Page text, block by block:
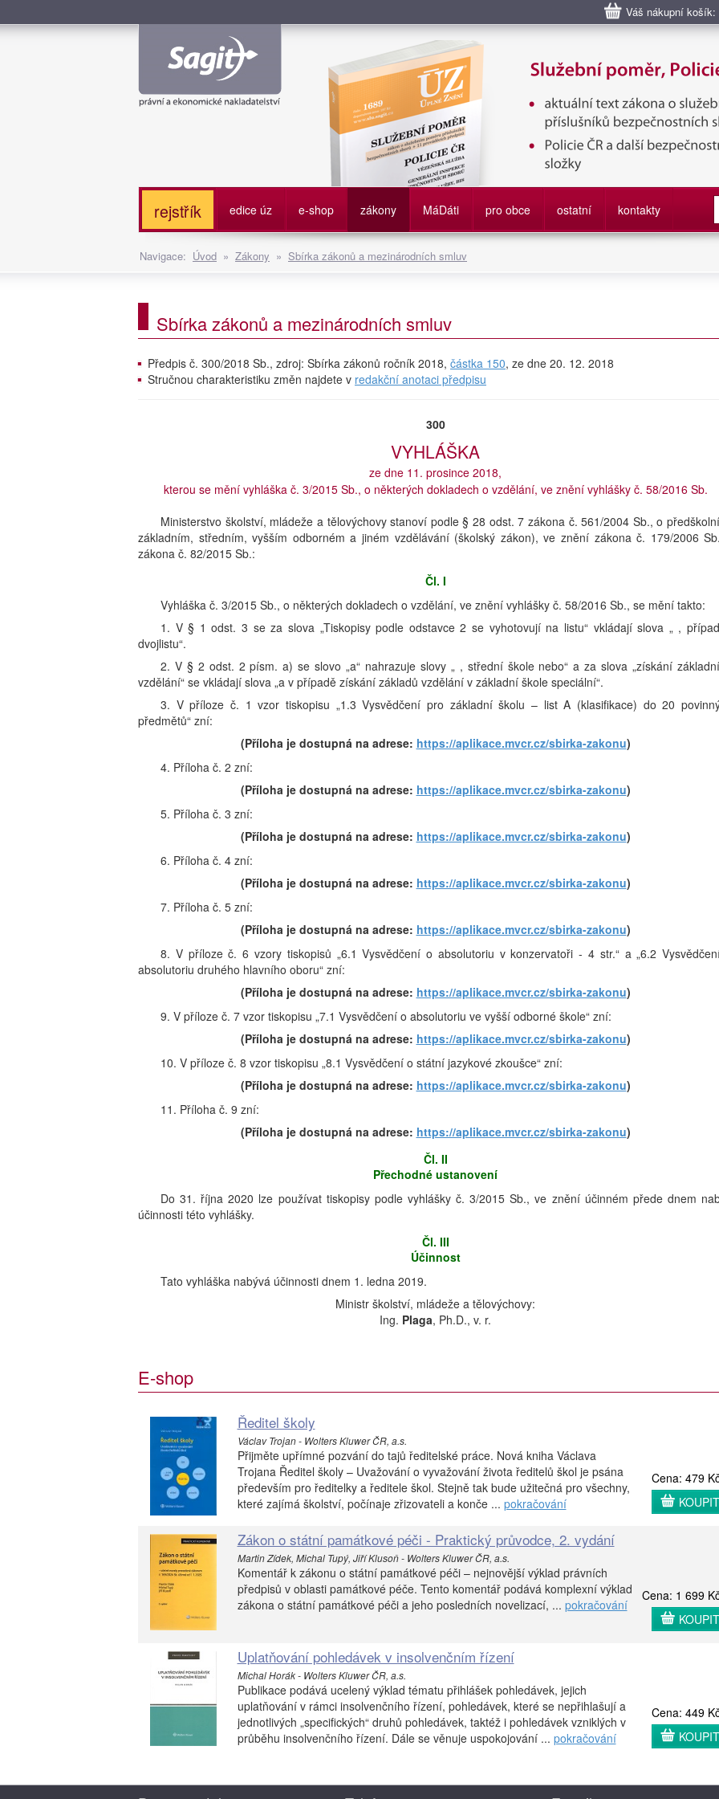
Váš nákupní
Služební poměr příslušníků bezpečnostních sborů, Policie ČR, Vězeňská
služby
rejstřík edice úz e-shop zákony MáDáti pro obce ostatní kontakty
Navigace: Úvod » Zákony » Sbírka zákonů a mezinárodních smluv
Sbírka zákonů a mezinárodních smluv
Předpis č. 300/2018 Sb., zdroj: Sbírka zákonů ročník 2018, částka 150, ze dne 20. 12. 2018
Stručnou charakteristiku změn najdete v redakční anotaci předpisu
300
VYHLÁŠKA
ze dne 11. prosince 2018,
kterou se mění vyhláška č. 3/2015 Sb., o některých dokladech o vzdělání, ve znění vyhlášky č. 58/2016 Sb.
Ministerstvo školství, mládeže a tělovýchovy stanoví podle § 28 odst. 7 zákona č. 561/2004 Sb., o
základním, středním, vyšším odborném a jiném vzdělávání (školský zákon), ve znění zákona č. 179/2006
zákona č. 82/2015 Sb.:
Čl. I
Vyhláška č. 3/2015 Sb., o některých dokladech o vzdělání, ve znění vyhlášky č. 58/2016 Sb., se mění takto:
1. V § 1 odst. 3 se za slova „Tiskopisy podle odstavce 2 se vyhotovují na listu“ vkládají slova „ ,
dvojlistu“.
2. V § 2 odst. 2 písm. a) se slovo „a“ nahrazuje slovy „ , střední škole nebo“ a za slova „získání
vzdělání“ se vkládají slova „a v případě získání základů vzdělání v základní škole speciální“.
3. V příloze č. 1 vzor tiskopisu „1.3 Vysvědčení pro základní školu – list A (klasifikace) do 20
předmětů“ zní:
(Příloha je dostupná na adrese: https://aplikace.mvcr.cz/sbirka-zakonu)
4. Příloha č. 2 zní:
(Příloha je dostupná na adrese: https://aplikace.mvcr.cz/sbirka-zakonu)
5. Příloha č. 3 zní:
(Příloha je dostupná na adrese: https://aplikace.mvcr.cz/sbirka-zakonu)
6. Příloha č. 4 zní:
(Příloha je dostupná na adrese: https://aplikace.mvcr.cz/sbirka-zakonu)
7. Příloha č. 5 zní:
(Příloha je dostupná na adrese: https://aplikace.mvcr.cz/sbirka-zakonu)
8. V příloze č. 6 vzory tiskopisů „6.1 Vysvědčení o absolutoriu v konzervatoři - 4 str.“ a „6.2
absolutoriu druhého hlavního oboru“ zní:
(Příloha je dostupná na adrese: https://aplikace.mvcr.cz/sbirka-zakonu)
9. V příloze č. 7 vzor tiskopisu „7.1 Vysvědčení o absolutoriu ve vyšší odborné škole“ zní:
(Příloha je dostupná na adrese: https://aplikace.mvcr.cz/sbirka-zakonu)
10. V příloze č. 8 vzor tiskopisu „8.1 Vysvědčení o státní jazykové zkoušce“ zní:
(Příloha je dostupná na adrese: https://aplikace.mvcr.cz/sbirka-zakonu)
11. Příloha č. 9 zní:
(Příloha je dostupná na adrese: https://aplikace.mvcr.cz/sbirka-zakonu)
Čl. II
Přechodné ustanovení
Do 31. října 2020 lze používat tiskopisy podle vyhlášky č. 3/2015 Sb., ve znění účinném přede dnem
účinnosti této vyhlášky.
Čl. III
Účinnost
Tato vyhláška nabývá účinnosti dnem 1. ledna 2019.
Ministr školství, mládeže a tělovýchovy:
Ing. Plaga, Ph.D., v. r.
E-shop
Ředitel školy
Václav Trojan - Wolters Kluwer ČR, a.s.
Přijměte upřímné pozvání do tajů ředitelské práce. Nová kniha Václava
Trojana Ředitel školy – Uvažování o vyvažování života ředitelů škol je psána
především pro ředitelky a ředitele škol. Stejně tak bude užitečná pro všechny,
které zajímá školství, počínaje zřizovateli a konče ... pokračování
Cena: 479
KOUPIT
Zákon o státní památkové péči - Praktický průvodce, 2. vydání
Martin Zídek, Michal Tupý, Jiří Klusoň - Wolters Kluwer ČR, a.s.
Komentář k zákonu o státní památkové péči – nejnovější výklad právních
předpisů v oblasti památkové péče. Tento komentář podává komplexní výklad
zákona o státní památkové péči a jeho posledních novelizací, ... pokračování
Cena: 1 699
KOUPIT
Uplatňování pohledávek v insolvenčním řízení
Michal Horák - Wolters Kluwer ČR, a.s.
Publikace podává ucelený výklad tématu přihlášek pohledávek, jejich
uplatňování v rámci insolvenčního řízení, pohledávek, které se nepřihlašují a
jednotlivých „specifických“ druhů pohledávek, taktéž i pohledávek vzniklých v
průběhu insolvenčního řízení. Dále se věnuje uspokojování ... pokračování
Cena: 449
KOUPIT